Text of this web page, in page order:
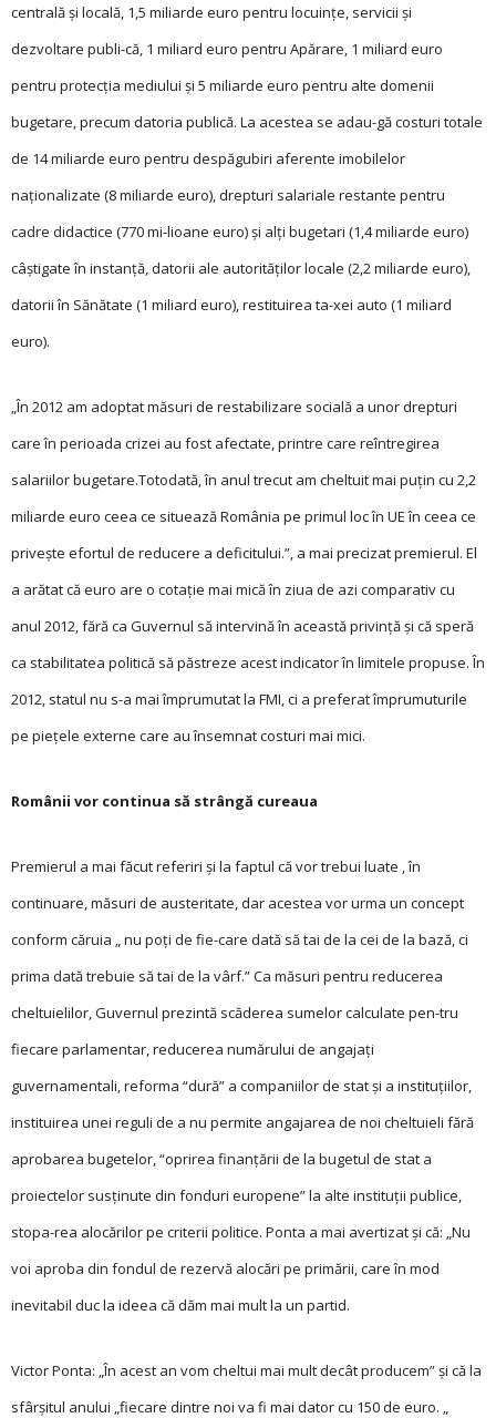
centrală şi locală, 1,5 miliarde euro pentru locuinţe, servicii şi
dezvoltare publi-că, 1 miliard euro pentru Apărare, 1 miliard euro
pentru protecţia mediului şi 5 miliarde euro pentru alte domenii
bugetare, precum datoria publică. La acestea se adau-gă costuri totale
de 14 miliarde euro pentru despăgubiri aferente imobilelor
naţionalizate (8 miliarde euro), drepturi salariale restante pentru
cadre didactice (770 mi-lioane euro) şi alţi bugetari (1,4 miliarde euro)
câştigate în instanţă, datorii ale autorităţilor locale (2,2 miliarde euro),
datorii în Sănătate (1 miliard euro), restituirea ta-xei auto (1 miliard
euro).
„În 2012 am adoptat măsuri de restabilizare socială a unor drepturi
care în perioada crizei au fost afectate, printre care reîntregirea
salariilor bugetare.Totodată, în anul trecut am cheltuit mai puţin cu 2,2
miliarde euro ceea ce situează România pe primul loc în UE în ceea ce
priveşte efortul de reducere a deficitului.”, a mai precizat premierul. El
a arătat că euro are o cotație mai mică în ziua de azi comparativ cu
anul 2012, fără ca Guvernul să intervină în această privință și că speră
ca stabilitatea politică să păstreze acest indicator în limitele propuse. În
2012, statul nu s-a mai împrumutat la FMI, ci a preferat împrumuturile
pe piețele externe care au însemnat costuri mai mici.
Românii vor continua să strângă cureaua
Premierul a mai făcut referiri și la faptul că vor trebui luate , în
continuare, măsuri de austeritate, dar acestea vor urma un concept
conform căruia „ nu poţi de fie-care dată să tai de la cei de la bază, ci
prima dată trebuie să tai de la vârf.” Ca măsuri pentru reducerea
cheltuielilor, Guvernul prezintă scăderea sumelor calculate pen-tru
fiecare parlamentar, reducerea numărului de angajaţi
guvernamentali, reforma “dură” a companiilor de stat şi a instituţiilor,
instituirea unei reguli de a nu permite angajarea de noi cheltuieli fără
aprobarea bugetelor, “oprirea finanţării de la bugetul de stat a
proiectelor susţinute din fonduri europene” la alte instituţii publice,
stopa-rea alocărilor pe criterii politice. Ponta a mai avertizat și că: „Nu
voi aproba din fondul de rezervă alocări pe primării, care în mod
inevitabil duc la ideea că dăm mai mult la un partid.
Victor Ponta: „În acest an vom cheltui mai mult decât producem” și că la
sfârșitul anului „fiecare dintre noi va fi mai dator cu 150 de euro. „